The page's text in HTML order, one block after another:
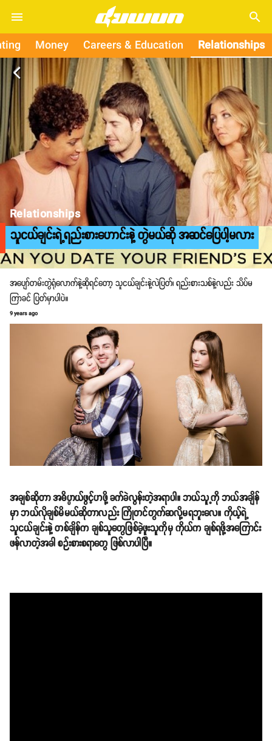
search
Money Careers & Education Relationships
arrow_back_ios
Relationships
သူငယ်ချင်းရဲ့ရည်းစားဟောင်းနဲ့ တွဲမယ်ဆို အဆင်ပြေပါ့မလား
အပျော်တမ်းတွဲရုံလောက်နဲ့ဆိုရင်တော့ သူငယ်ချင်းနဲ့လဲပြတ်၊ ရည်းစားသစ်နဲ့လည်း သိပ်မ
ကြာခင် ပြတ်မှာပါပဲ။
9 years ago
အချစ်ဆိုတာ အဓိပ္ပာယ်ဖွင့်ဟဖို့ ခက်ခဲလွန်းတဲ့အရာပါ။ ဘယ်သူ့ကို ဘယ်အချိန်
မှာ ဘယ်လိုချစ်မိမယ်ဆိုတာလည်း ကြိုတင်တွက်ဆလို့မရဘူးလေ။ ကိုယ့်ရဲ့
သူငယ်ချင်းနဲ့ တစ်ချိန်က ချစ်သူတွေဖြစ်ခဲ့ဖူးသူကိုမှ ကိုယ်က ချစ်ရဖို့အကြောင်း
ဖန်လာတဲ့အခါ စဉ်းစားစရာတွေ ဖြစ်လာပါပြီ။